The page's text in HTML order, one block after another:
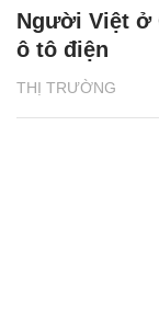
THỊ TRƯỜNG
Người Việt ở
ô tô điện